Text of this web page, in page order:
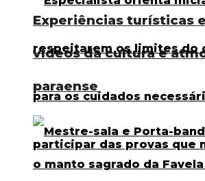
Experiências turísticas
vídeos da cultura e
paraense